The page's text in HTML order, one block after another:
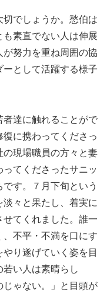
でしょうか。愁伯は
素直でない人は伸展
努力を重ね周囲の協
として活躍する様子
達に触れることがで
に携わってくださっ
現場職員の方々と妻
てくださったサニッ
す。７月下旬という
々と果たし、着実に
てくれました。誰一
、不平・不満を口にす
り遂げていく姿を目
い人は素晴らし
ゃない。」と目頭が